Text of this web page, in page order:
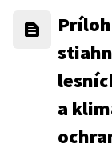
a